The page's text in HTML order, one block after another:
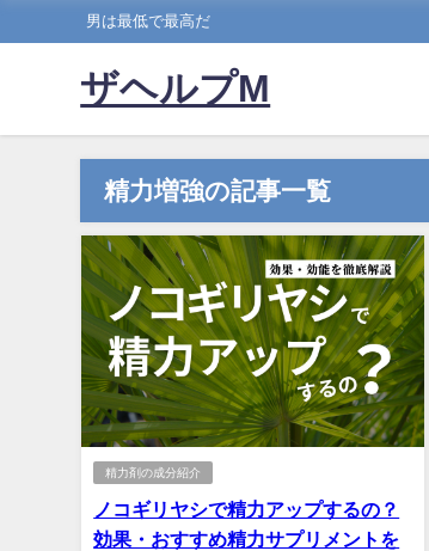
男は最低で最高だ
ザヘルプM
精力増強の記事一覧
精力剤の成分紹介
ノコギリヤシで精力アップするの？
効果・おすすめ精力サプリメントを